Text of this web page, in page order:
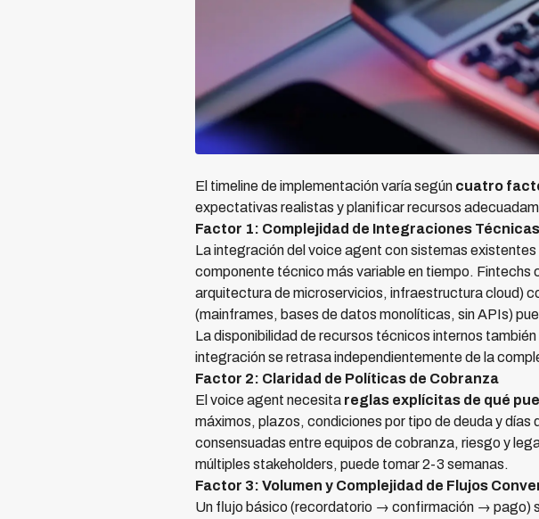
El timeline de implementación varía según cuatro
expectativas realistas y planificar recursos
Factor 1: Complejidad de Integraciones Técnicas
La integración del voice agent con sistemas
componente técnico más variable en tiempo. Fintechs
arquitectura de microservicios, infraestructura cloud)
(mainframes, bases de datos monolíticas, sin APIs)
La disponibilidad de recursos técnicos internos
integración se retrasa independientemente de la
Factor 2: Claridad de Políticas de Cobranza
El voice agent necesita reglas explícitas de qué
máximos, plazos, condiciones por tipo de deuda y
consensuadas entre equipos de cobranza, riesgo y
múltiples stakeholders, puede tomar 2-3 semanas.
Factor 3: Volumen y Complejidad de Flujos
Un flujo básico (recordatorio → confirmación → pago)